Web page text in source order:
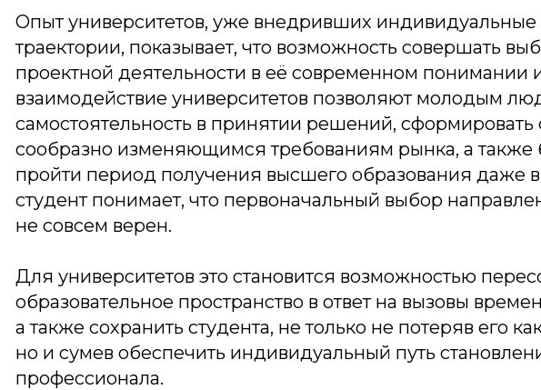
Опыт университетов, уже внедривших индивидуальные
траектории, показывает, что возможность совершать
проектной деятельности в её современном понимании
взаимодействие университетов позволяют молодым
самостоятельность в принятии решений,
сообразно изменяющимся требованиям рынка, а также
пройти период получения высшего образования даже в
студент понимает, что первоначальный выбор
не совсем верен.
Для университетов это становится возможностью
образовательное пространство в ответ на вызовы
а также сохранить студента, не только не потеряв его
но и сумев обеспечить индивидуальный путь
профессионала.